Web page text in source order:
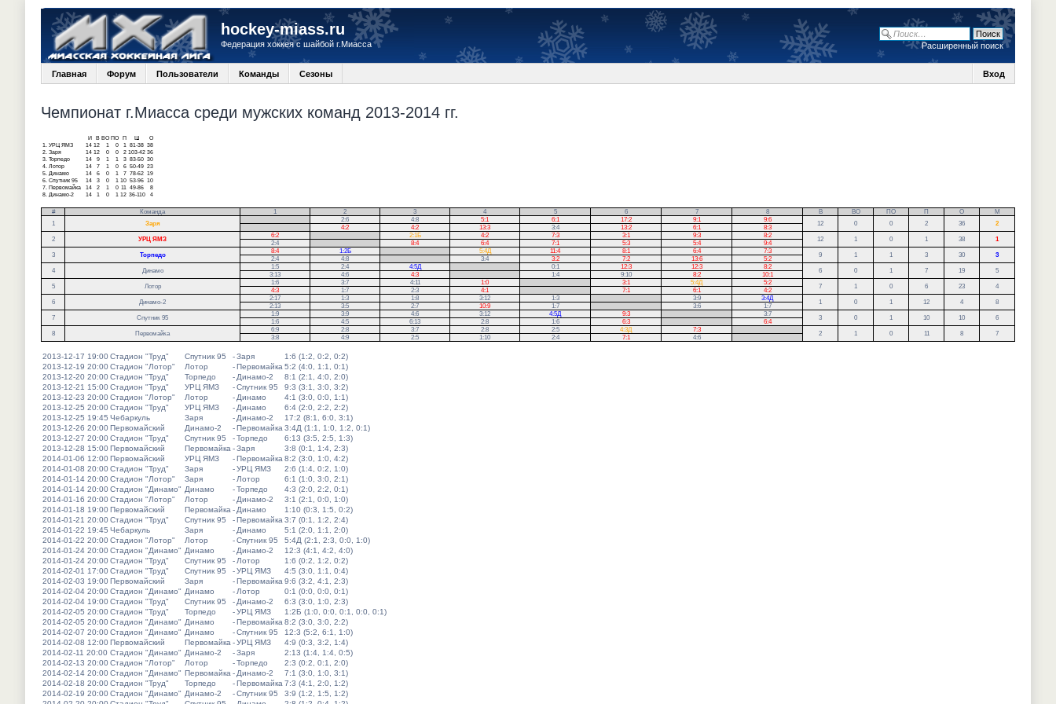
hockey-miass.ru
Федерация хоккея с шайбой г.Миасса Расширенный поиск
Главная Форум Пользователи Команды Сезоны Вход
Чемпионат г.Миасса среди мужских команд 2013-2014 гг.
И В ВО ПО П
О
1.
УРЦ ЯМЗ 14 12 1 0 1 81-38 38
2. Заря 14 12 0 0 2 103-42 36
3. Торпедо 14 9 1 1 3 83-50 30
4. Лотор 14 7 1 0 6 50-49 23
5.
Динамо 14 6 0 1 7 78-62 19
6. Спутник 95 14 3 0 1 10 53-96 10
7.
Первомайка 14 2 1 0 11 49-86
8
8.
Динамо-2 14 1 0 1 12 36-110 4
# Команда 1 2 3 4 5 6 7 8 В ВО ПО П О
М
1
Заря
2:6 4:8 5:1 6:1 17:2 9:1 9:6
12 0 0 2 36 2
4:2 4:2 13:3 3:4 13:2 6:1
8:3
2
УРЦ ЯМЗ
6:2 2:1Б 4:2 7:3 3:1 9:3 8:2
12 1 0 1 38 1
2:4 8:4 6:4 7:1 5:3 5:4
9:4
3
Торпедо
8:4 1:2Б 5:4Д 11:4 8:1 6:4 7:3
9 1 1 3 30 3
2:4 4:8 3:4 3:2 7:2 13:6
5:2
4
Динамо
1:5 2:4 4:5Д 0:1 12:3 12:3 8:2
6 0 1 7 19 5
3:13 4:6 4:3 1:4 9:10 8:2
10:1
5
Лотор
1:6 3:7 4:11 1:0 3:1 5:4Д 5:2
7 1 0 6 23 4
4:3 1:7 2:3 4:1 7:1 6:1
4:2
6
Динамо-2
2:17 1:3 1:8 3:12 1:3 3:9 3:4Д
1 0 1 12 4 8
2:13 3:5 2:7 10:9 1:7 3:6
1:7
7
Спутник 95
1:9 3:9 4:6 3:12 4:5Д 9:3 3:7
3 0 1 10 10 6
1:6 4:5 6:13 2:8 1:6 6:3
6:4
8
Первомайка
6:9 2:8 3:7 2:8 2:5 4:3Д 7:3
2 1 0 11 8 7
3:8 4:9 2:5 1:10 2:4 7:1 4:6
2013-12-17 19:00Стадион "Труд" Спутник 95 -Заря
1:6 (1:2, 0:2, 0:2)
2013-12-19 20:00Стадион "Лотор" Лотор -Первомайка 5:2 (4:0, 1:1, 0:1)
2013-12-20 20:00Стадион "Труд" Торпедо - Динамо-2
8:1 (2:1, 4:0, 2:0)
2013-12-21 15:00Стадион "Труд" УРЦ ЯМЗ -Спутник 95
9:3 (3:1, 3:0, 3:2)
2013-12-23 20:00Стадион "Лотор" Лотор - Динамо
4:1 (3:0, 0:0, 1:1)
2013-12-25 20:00Стадион "Труд" УРЦ ЯМЗ - Динамо
6:4 (2:0, 2:2, 2:2)
2013-12-25 19:45 Чебаркуль Заря - Динамо-2
17:2 (8:1, 6:0, 3:1)
2013-12-26 20:00Первомайский Динамо-2 -Первомайка 3:4Д (1:1, 1:0, 1:2, 0:1)
2013-12-27 20:00Стадион "Труд" Спутник 95 -Торпедо
6:13 (3:5, 2:5, 1:3)
2013-12-28 15:00Первомайский Первомайка -Заря
3:8 (0:1, 1:4, 2:3)
2014-01-06 12:00Первомайский УРЦ ЯМЗ -Первомайка 8:2 (3:0, 1:0, 4:2)
2014-01-08 20:00Стадион "Труд" Заря -УРЦ ЯМЗ
2:6 (1:4, 0:2, 1:0)
2014-01-14 20:00Стадион "Лотор" Заря - Лотор
6:1 (1:0, 3:0, 2:1)
2014-01-14 20:00Стадион "Динамо" Динамо -Торпедо
4:3 (2:0, 2:2, 0:1)
2014-01-16 20:00Стадион "Лотор" Лотор - Динамо-2
3:1 (2:1, 0:0, 1:0)
2014-01-18 19:00Первомайский Первомайка - Динамо
1:10 (0:3, 1:5, 0:2)
2014-01-21 20:00Стадион "Труд" Спутник 95 -Первомайка 3:7 (0:1, 1:2, 2:4)
2014-01-22 19:45 Чебаркуль Заря - Динамо
5:1 (2:0, 1:1, 2:0)
2014-01-22 20:00Стадион "Лотор" Лотор -Спутник 95
5:4Д (2:1, 2:3, 0:0, 1:0)
2014-01-24 20:00Стадион "Динамо" Динамо - Динамо-2
12:3 (4:1, 4:2, 4:0)
2014-01-24 20:00Стадион "Труд" Спутник 95 - Лотор
1:6 (0:2, 1:2, 0:2)
2014-02-01 17:00Стадион "Труд" Спутник 95 -УРЦ ЯМЗ
4:5 (3:0, 1:1, 0:4)
2014-02-03 19:00Первомайский Заря -Первомайка 9:6 (3:2, 4:1, 2:3)
2014-02-04 20:00Стадион "Динамо" Динамо - Лотор
0:1 (0:0, 0:0, 0:1)
2014-02-04 19:00Стадион "Труд" Спутник 95 - Динамо-2
6:3 (3:0, 1:0, 2:3)
2014-02-05 20:00Стадион "Труд" Торпедо -УРЦ ЯМЗ
1:2Б (1:0, 0:0, 0:1, 0:0, 0:1)
2014-02-05 20:00Стадион "Динамо" Динамо -Первомайка 8:2 (3:0, 3:0, 2:2)
2014-02-07 20:00Стадион "Динамо" Динамо -Спутник 95
12:3 (5:2, 6:1, 1:0)
2014-02-08 12:00Первомайский Первомайка -УРЦ ЯМЗ
4:9 (0:3, 3:2, 1:4)
2014-02-11 20:00 Стадион "Динамо" Динамо-2 -Заря
2:13 (1:4, 1:4, 0:5)
2014-02-13 20:00Стадион "Лотор" Лотор -Торпедо
2:3 (0:2, 0:1, 2:0)
2014-02-14 20:00Стадион "Динамо" Первомайка - Динамо-2
7:1 (3:0, 1:0, 3:1)
2014-02-18 20:00Стадион "Труд" Торпедо -Первомайка 7:3 (4:1, 2:0, 1:2)
2014-02-19 20:00Стадион "Динамо" Динамо-2 -Спутник 95
3:9 (1:2, 1:5, 1:2)